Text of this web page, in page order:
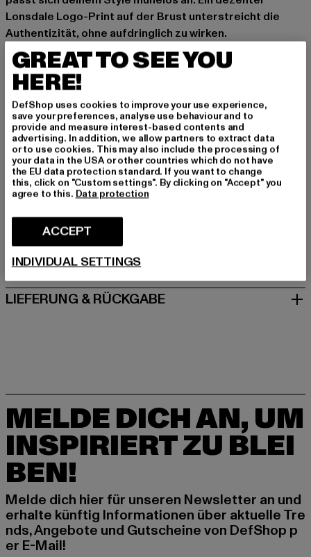
Lonsdale Logo-Print auf der Brust unterstreicht die
Authentizität, ohne aufdringlich zu wirken.
Marke: Lonsdale London
Kat.: T-Shirts
Farbe: schwarz
Hersteller Farbe: black/ecru
Materialzusammensetzung: 100% Baumwolle
Art.Nr: 117760-16070
Hersteller: Punch GmbH |info@punch-gmbh.de
Im Taubental 15a | 41468 Neuss | DE
GRÖSSE & PASSFORM
PFLEGEHINWEISE
LIEFERUNG & RÜCKGABE
MELDE DICH AN, UM
INSPIRIERT ZU BLEI
BEN!
Melde dich hier für unseren Newsletter an und
erhalte künftig Informationen über aktuelle Tre
nds, Angebote und Gutscheine von DefShop p
er E-Mail!
GREAT TO SEE YOU
HERE!
DefShop uses cookies to improve your use experience,
save your preferences, analyse use behaviour and to
provide and measure interest-based contents and
advertising. In addition, we allow partners to extract data
or to use cookies. This may also include the processing of
your data in the USA or other countries which do not have
the EU data protection standard. If you want to change
this, click on "Custom settings". By clicking on "Accept" you
agree to this. Data protection
ACCEPT
INDIVIDUAL SETTINGS